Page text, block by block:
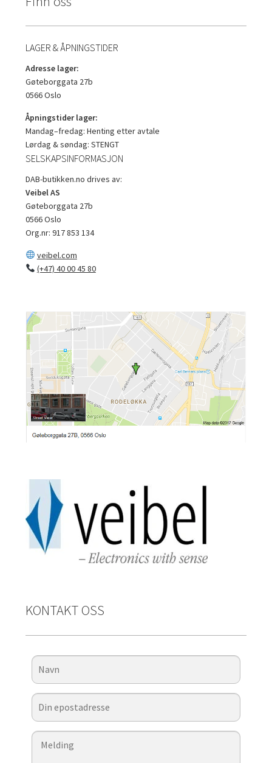
LAGER & ÅPNINGSTIDER
Adresse lager:
Gøteborggata 27b
0566 Oslo
Åpningstider lager:
Mandag–fredag: Henting etter avtale
Lørdag & søndag: STENGT
SELSKAPSINFORMASJON
DAB-butikken.no drives av:
Veibel AS
Gøteborggata 27b
0566 Oslo
Org.nr: 917 853 134
veibel.com
(+47) 40 00 45 80
KONTAKT OSS